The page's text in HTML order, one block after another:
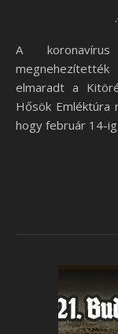
A koronavírus miatti szigorítások, különösen
elmaradt a
Hősök Emléktúra
hogy február 14-